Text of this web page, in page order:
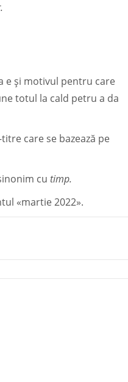
e și motivul pentru care
totul la cald petru a da
care se bazează pe
cu timp.
«martie 2022».